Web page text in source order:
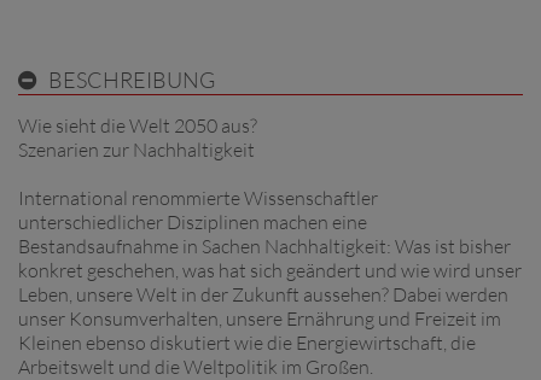
BESCHREIBUNG
Wie sieht die Welt 2050 aus?
Szenarien zur Nachhaltigkeit
International renommierte Wissenschaftler
unterschiedlicher Disziplinen machen eine
Bestandsaufnahme in Sachen Nachhaltigkeit: Was ist bisher
konkret geschehen, was hat sich geändert und wie wird unser
Leben, unsere Welt in der Zukunft aussehen? Dabei werden
unser Konsumverhalten, unsere Ernährung und Freizeit im
Kleinen ebenso diskutiert wie die Energiewirtschaft, die
Arbeitswelt und die Weltpolitik im Großen.